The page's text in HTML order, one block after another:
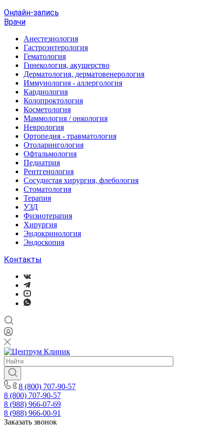
Онлайн-запись
Врачи
Анестезиология
Гастроэнтерология
Гематология
Гинекология, акушерство
Дерматология, дерматовенерология
Иммунология - аллергология
Кардиология
Колопроктология
Косметология
Маммология / онкология
Неврология
Ортопедия - травматология
Отоларингология
Офтальмология
Педиатрия
Рентгенология
Сосудистая хирургия, флебология
Стоматология
Терапия
УЗД
Физиотерапия
Хирургия
Эндокринология
Эндоскопия
Контакты
8 (800) 707-90-57
8 (800) 707-90-57
8 (988) 966-07-69
8 (988) 966-00-91
Заказать звонок